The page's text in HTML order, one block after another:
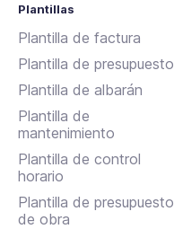
Plantillas
Plantilla de factura
Plantilla de presupuesto
Plantilla de albarán
Plantilla de
mantenimiento
Plantilla de control
horario
Plantilla de presupuesto
de obra